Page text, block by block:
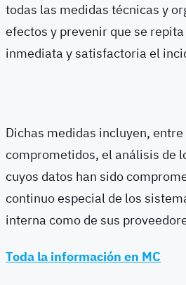
todas las medidas técnicas y
efectos y prevenir que se
inmediata y satisfactoria el
Dichas medidas incluyen,
comprometidos, el análisis de
cuyos datos han sido
continuo especial de los
interna como de sus
Toda la información en MC